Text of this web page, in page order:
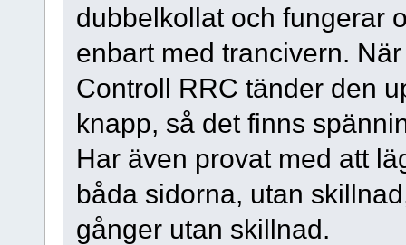
dubbelkollat och fungerar
enbart med trancivern.
Controll RRC tänder den
knapp, så det finns
Har även provat med att
båda sidorna, utan
gånger utan skillnad.